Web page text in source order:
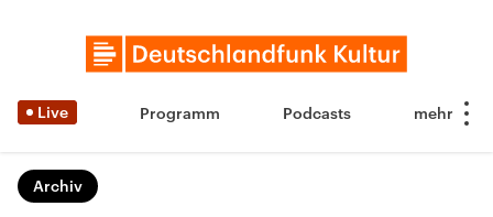
Live Programm Podcasts
Archiv